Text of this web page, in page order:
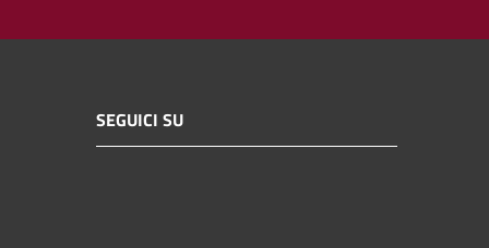
SEGUICI SU